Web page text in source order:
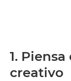
1.
creativo